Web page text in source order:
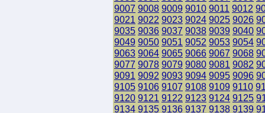
9007 9008 9009 9010 9011 9012
9021 9022 9023 9024 9025 9026
9035 9036 9037 9038 9039 9040
9049 9050 9051 9052 9053 9054
9063 9064 9065 9066 9067 9068
9077 9078 9079 9080 9081 9082
9091 9092 9093 9094 9095 9096
9105 9106 9107 9108 9109 9110
9120 9121 9122 9123 9124 9125
9134 9135 9136 9137 9138 9139